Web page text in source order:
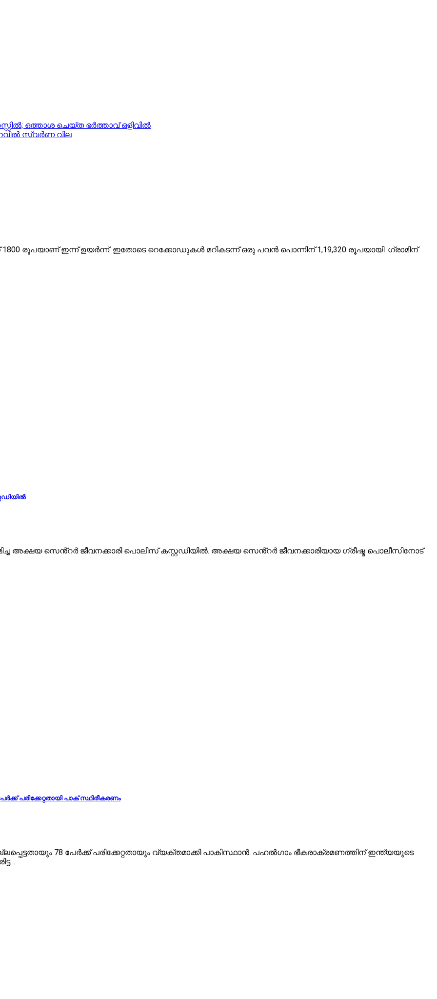
ഒത്താശ ചെയ്ത ഭർത്താവ് ഒളിവിൽ
സ്വർണ വില
രൂപയാണ് ഇന്ന് ഉയര്‍ന്ന്. ഇതോടെ റെക്കോഡുകള്‍ മറികടന്ന് ഒരു പവന്‍ പൊന്നിന് 1,19,320 രൂപയായി. ഗ്രാമിന്
അക്ഷയ സെൻ്റർ ജീവനക്കാരി പൊലീസ് കസ്റ്റഡിയിൽ. അക്ഷയ സെൻ്റർ ജീവനക്കാരിയായ ഗ്രീഷ്മ പൊലീസിനോട്
പരിക്കേറ്റതായി പാക് സ്ഥിരീകരണം
78 പേർക്ക് പരിക്കേറ്റതായും വ്യക്തമാക്കി പാകിസ്ഥാൻ. പഹൽഗാം ഭീകരാക്രമണത്തിന് ഇന്ത്യയുടെ